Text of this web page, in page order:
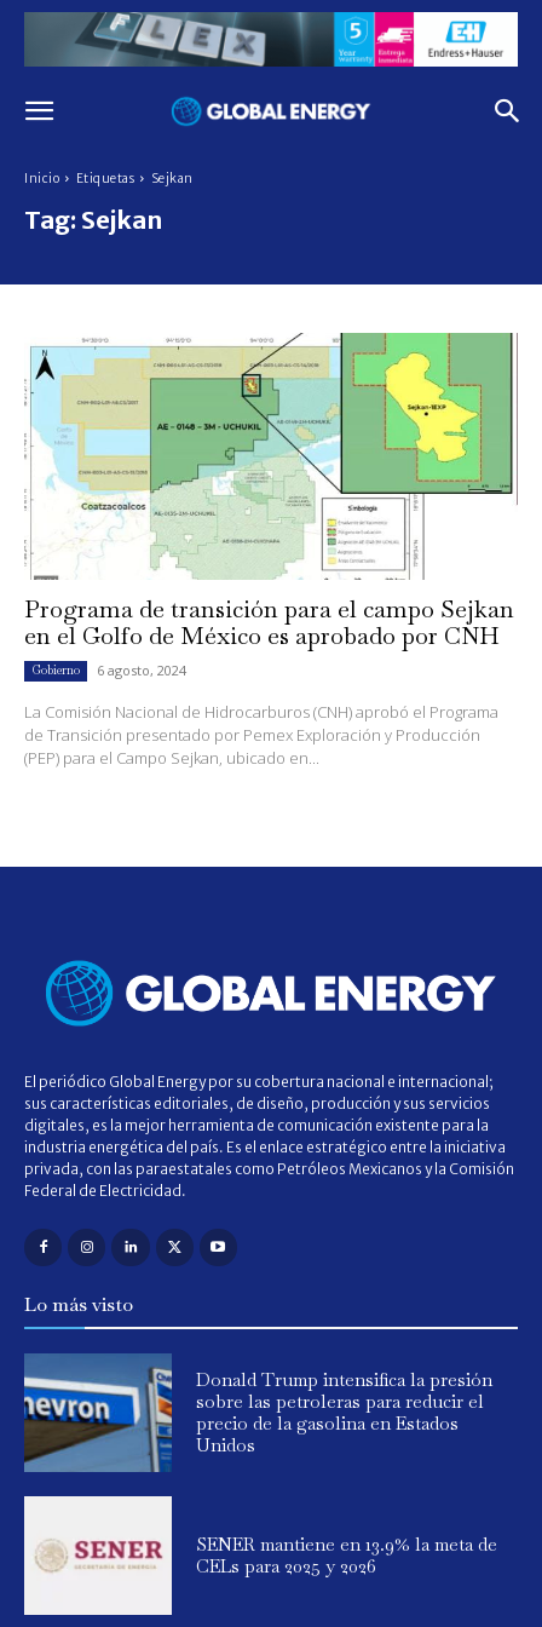
Inicio Etiquetas Sejkan
Tag: Sejkan
Programa de transición para el campo Sejkan
en el Golfo de México es aprobado por CNH
Gobierno 6 agosto, 2024
La Comisión Nacional de Hidrocarburos (CNH) aprobó el Programa
de Transición presentado por Pemex Exploración y Producción
(PEP) para el Campo Sejkan, ubicado en...
El periódico Global Energy por su cobertura nacional e internacional;
sus características editoriales, de diseño, producción y sus servicios
digitales, es la mejor herramienta de comunicación existente para la
industria energética del país. Es el enlace estratégico entre la iniciativa
privada, con las paraestatales como Petróleos Mexicanos y la Comisión
Federal de Electricidad.
Lo más visto
Donald Trump intensifica la presión
sobre las petroleras para reducir el
precio de la gasolina en Estados
Unidos
SENER mantiene en 13.9% la meta de
CELs para 2025 y 2026